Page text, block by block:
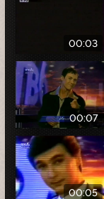
00:03
00:07
00:05